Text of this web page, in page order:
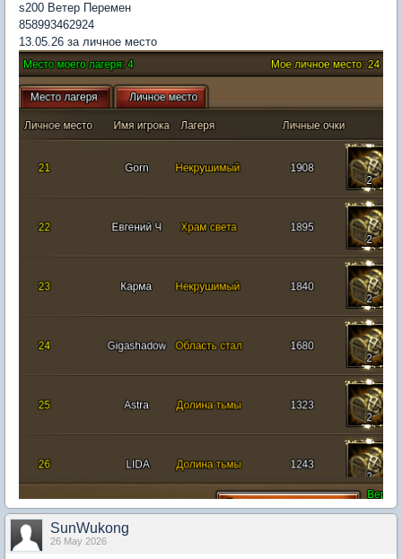
s200 Ветер Перемен
858993462924
13.05.26 за личное место
SunWukong
26 May 2026